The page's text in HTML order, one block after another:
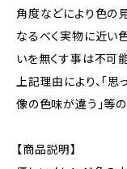
角度などにより色の
なるべく実物に近い
いを無くす事は不可
上記理由により、｢
像の色味が違う｣等
【商品説明】